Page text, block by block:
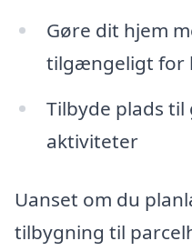
Gøre dit hjem
tilgængeligt for
Tilbyde plads
aktiviteter
Uanset om du
tilbygning til